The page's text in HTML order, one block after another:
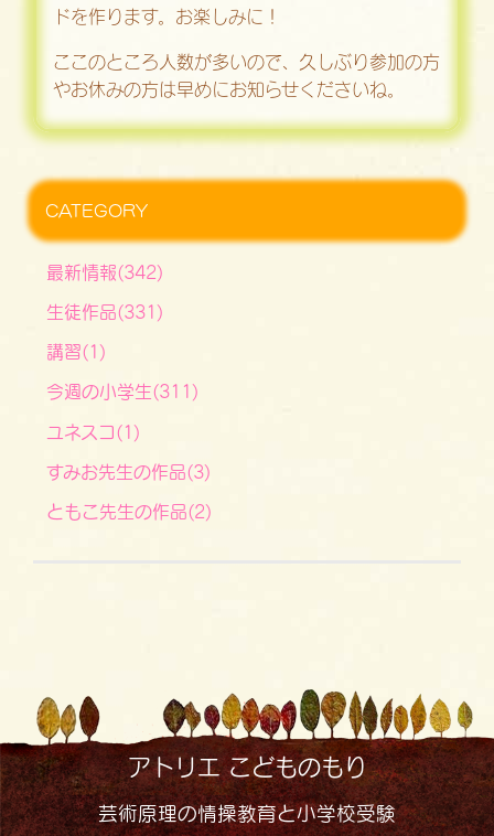
ドを作ります。お楽しみに！
ここのところ人数が多いので、久しぶり参加の方
やお休みの方は早めにお知らせくださいね。
CATEGORY
最新情報(342)
生徒作品(331)
講習(1)
今週の小学生(311)
ユネスコ(1)
すみお先生の作品(3)
ともこ先生の作品(2)
アトリエ こどものもり
芸術原理の情操教育と小学校受験